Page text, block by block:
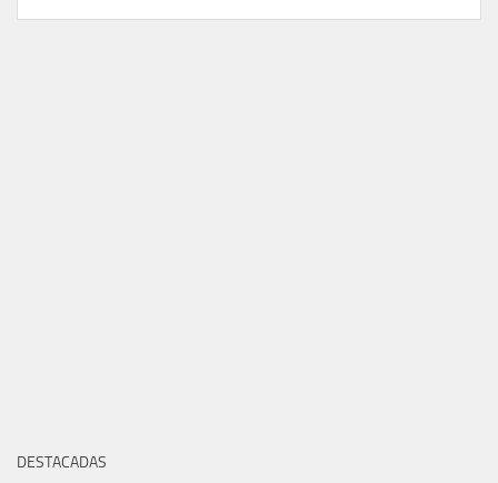
DESTACADAS